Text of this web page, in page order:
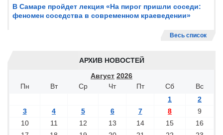
В Самаре пройдет лекция «На пирог пришли соседи:
феномен соседства в современном краеведении»
Весь список
АРХИВ НОВОСТЕЙ
Август 2026
Пн
Вт Ср Чт Пт Сб
Вс
1
2
3
4 5 6 7 8
9
10
11 12 13 14 15
16